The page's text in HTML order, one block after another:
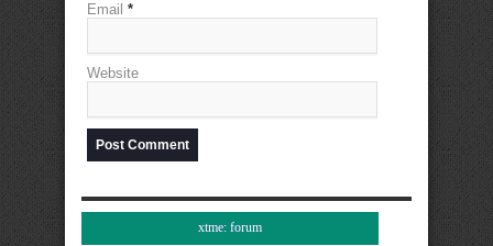
Email *
Website
xtme: forum